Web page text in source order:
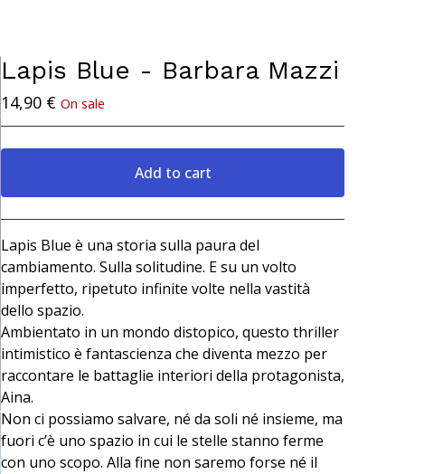
Lapis Blue - Barbara Mazzi
14,90 € On sale
Add to cart
View cart
Lapis Blue è una storia sulla paura del
cambiamento. Sulla solitudine. E su un volto
imperfetto, ripetuto infinite volte nella vastità
dello spazio.
Ambientato in un mondo distopico, questo thriller
intimistico è fantascienza che diventa mezzo per
raccontare le battaglie interiori della protagonista,
Aina.
Non ci possiamo salvare, né da soli né insieme, ma
fuori c’è uno spazio in cui le stelle stanno ferme
con uno scopo. Alla fine non saremo forse né il